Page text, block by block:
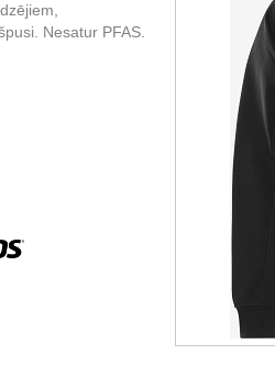
Nesatur PFAS.